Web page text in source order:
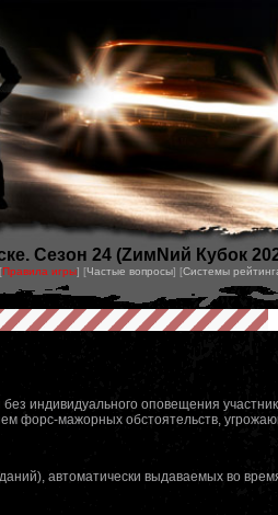
Сезон 24 (ZимNий Кубок
Правила игры] [Частые вопросы] [Системы
индивидуального оповещения
форс-мажорных обстоятельств,
автоматически выдаваемых во